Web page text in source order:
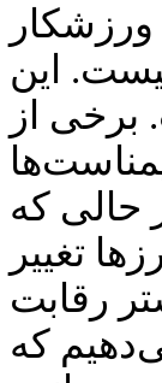
این
برخی از
حالی که
40 سالگی هم دویده‌اند. در سال 2026 مرزها تغییر
رقابت
که